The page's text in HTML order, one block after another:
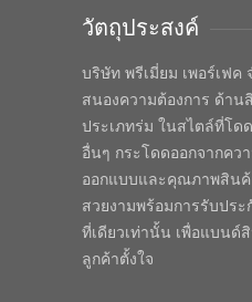
วัตถุประสงค์
บริษัท พรีเมี่ยม เพอร์เฟค
สนองความต้องการ ด้าน
ประเภทร่ม ในสไตล์ที่โด
อื่นๆ กระโดดออกจากควา
ออกแบบและคุณภาพสินค้
สวยงามพร้อมการรับปร
ที่เดียวเท่านั้น เพื่อแบนด์
ลูกค้าตั้งใจ